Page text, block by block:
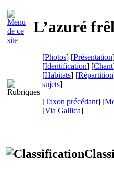
L’azuré
[Photos] [Présentation
[Identification] [Chant
[Habitats] [Répartition
sujets]
[Taxon précédant] [
[Via Gallica]